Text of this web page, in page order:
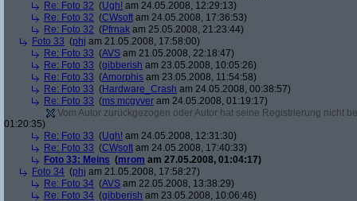
Re: Foto 32 (Ugh! am 24.05.2008, 12:29:13)
Re: Foto 32 (CWsoft am 24.05.2008, 17:36:53)
Re: Foto 32 (Pfrnak am 25.05.2008, 21:23:44)
Foto 33 (phj am 21.05.2008, 17:58:00)
Re: Foto 33 (AVS am 21.05.2008, 22:18:47)
Re: Foto 33 (gibberish am 23.05.2008, 10:05:26)
Re: Foto 33 (Amorphis am 23.05.2008, 11:54:58)
Re: Foto 33 (Hardware_Crash am 24.05.2008, 00:38:57)
Re: Foto 33 (ms mcgyver am 24.05.2008, 01:19:17)
Vom Autor zurückgezogen oder Autor hat seine Registrierung nicht
01:20:35)
Re: Foto 33 (Ugh! am 24.05.2008, 12:31:30)
Re: Foto 33 (CWsoft am 24.05.2008, 17:40:33)
Foto 33: Meins (mrom am 27.05.2008, 01:04:17)
Foto 34 (phj am 21.05.2008, 17:58:27)
Re: Foto 34 (AVS am 22.05.2008, 13:38:29)
Re: Foto 34 (gibberish am 23.05.2008, 10:06:46)